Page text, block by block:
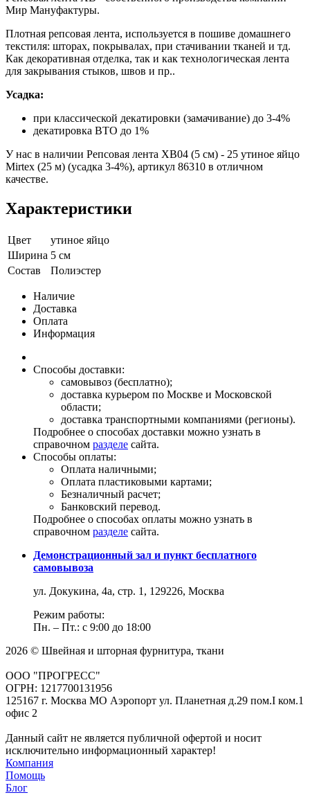
Мир Мануфактуры.
Плотная репсовая лента, используется в пошиве домашнего
текстиля: шторах, покрывалах, при стачивании тканей и тд.
Как декоративная отделка, так и как технологическая лента
для закрывания стыков, швов и пр..
Усадка:
при классической декатировки (замачивание) до 3-4%
декатировка ВТО до 1%
У нас в наличии Репсовая лента XB04 (5 см) - 25 утиное яйцо
Mirtex (25 м) (усадка 3-4%), артикул 86310 в отличном
качестве.
Характеристики
Цвет
утиное яйцо
Ширина 5 см
Состав
Полиэстер
Наличие
Доставка
Оплата
Информация
Способы доставки:
самовывоз (бесплатно);
доставка курьером по Москве и Московской
области;
доставка транспортными компаниями (регионы).
Подробнее о способах доставки можно узнать в
справочном разделе сайта.
Способы оплаты:
Оплата наличными;
Оплата пластиковыми картами;
Безналичный расчет;
Банковский перевод.
Подробнее о способах оплаты можно узнать в
справочном разделе сайта.
Демонстрационный зал и пункт бесплатного
самовывоза
ул. Докукина, 4а, стр. 1, 129226, Москва
Режим работы:
Пн. – Пт.: с 9:00 до 18:00
2026 © Швейная и шторная фурнитура, ткани
ООО "ПРОГРЕСС"
ОГРН: 1217700131956
125167 г. Москва МО Аэропорт ул. Планетная д.29 пом.I ком.1
офис 2
Данный сайт не является публичной офертой и носит
исключительно информационный характер!
Компания
Помощь
Блог